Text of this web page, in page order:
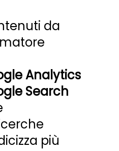
da
Analytics
Search
più